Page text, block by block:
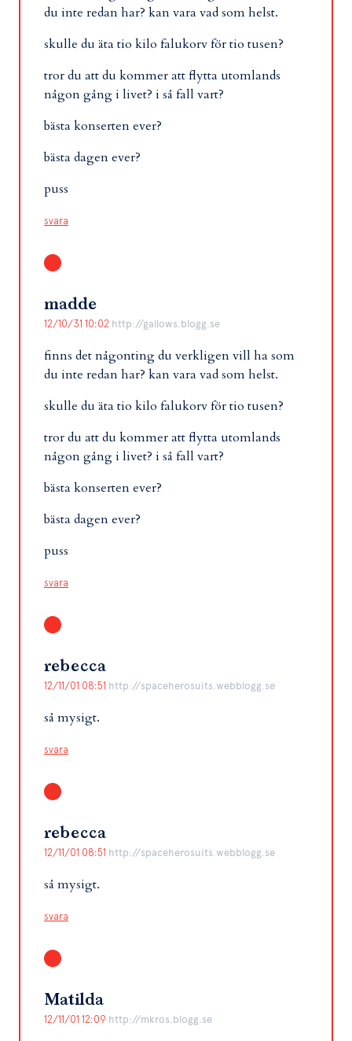
du inte redan har? kan vara vad som helst.
skulle du äta tio kilo falukorv för tio tusen?
tror du att du kommer att flytta utomlands
någon gång i livet? i så fall vart?
bästa konserten ever?
bästa dagen ever?
puss
svara
madde
12/10/31 10:02 http://gallows.blogg.se
finns det någonting du verkligen vill ha som
du inte redan har? kan vara vad som helst.
skulle du äta tio kilo falukorv för tio tusen?
tror du att du kommer att flytta utomlands
någon gång i livet? i så fall vart?
bästa konserten ever?
bästa dagen ever?
puss
svara
rebecca
12/11/01 08:51 http://spaceherosuits.webblogg.se
så mysigt.
svara
rebecca
12/11/01 08:51 http://spaceherosuits.webblogg.se
så mysigt.
svara
Matilda
12/11/01 12:09 http://mkros.blogg.se